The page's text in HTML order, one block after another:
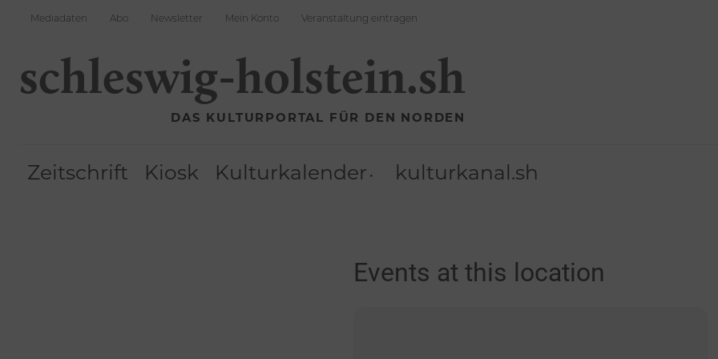
Mediadaten Abo Newsletter Mein Konto Veranstaltung eintragen
schleswig-holstein.sh
DAS KULTURPORTAL FÜR DEN NORDEN
Zeitschrift Kiosk Kulturkalender kulturkanal.sh
Events at this location